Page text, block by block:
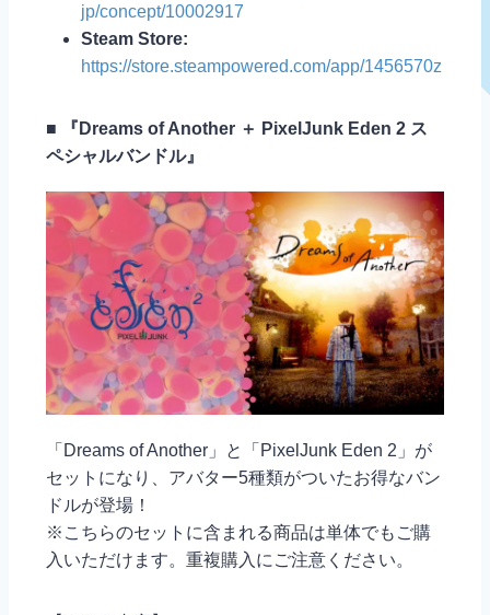
jp/concept/10002917
Steam Store:
https://store.steampowered.com/app/1456570z
■ 『Dreams of Another ＋ PixelJunk Eden 2 ス
ペシャルバンドル』
「Dreams of Another」と「PixelJunk Eden 2」が
セットになり、アバター5種類がついたお得なバン
ドルが登場！
※こちらのセットに含まれる商品は単体でもご購
入いただけます。重複購入にご注意ください。